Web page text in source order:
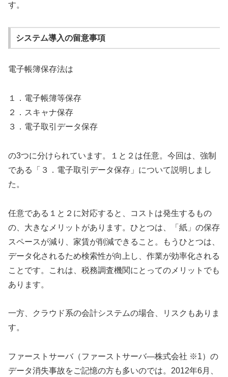
す。
システム導入の留意事項
電子帳簿保存法は
１．電子帳簿等保存
２．スキャナ保存
３．電子取引データ保存
の3つに分けられています。１と２は任意。今回は、強制
である「３．電子取引データ保存」について説明しまし
た。
任意である１と２に対応すると、コストは発生するもの
の、大きなメリットがあります。ひとつは、「紙」の保存
スペースが減り、家賃が削減できること。もうひとつは、
データ化されるため検索性が向上し、作業が効率化される
ことです。これは、税務調査機関にとってのメリットでも
あります。
一方、クラウド系の会計システムの場合、リスクもありま
す。
ファーストサーバ（ファーストサーバ―株式会社 ※1）の
データ消失事故をご記憶の方も多いのでは。2012年6月、